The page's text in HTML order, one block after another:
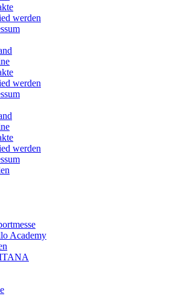
werden
werden
werden
Academy